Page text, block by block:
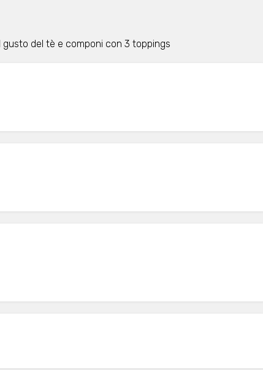
del tè e componi con 3 toppings